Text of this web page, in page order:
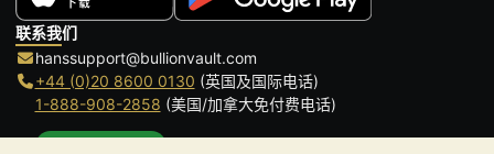
联系我们
hanssupport@bullionvault.com
+44 (0)20 8600 0130 (英国及国际电话)
1-888-908-2858 (美国/加拿大免付费电话)